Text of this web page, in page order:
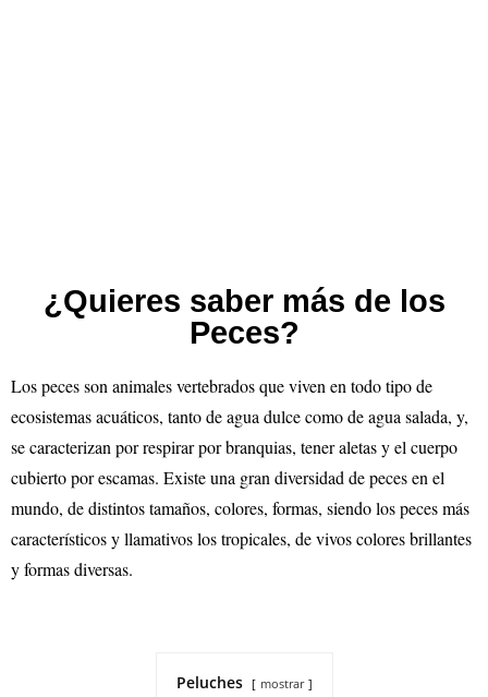
¿Quieres saber más de los
Peces?
Los peces son animales vertebrados que viven en todo tipo de
ecosistemas acuáticos, tanto de agua dulce como de agua salada, y,
se caracterizan por respirar por branquias, tener aletas y el cuerpo
cubierto por escamas. Existe una gran diversidad de peces en el
mundo, de distintos tamaños, colores, formas, siendo los peces más
característicos y llamativos los tropicales, de vivos colores brillantes
y formas diversas.
Peluches mostrar